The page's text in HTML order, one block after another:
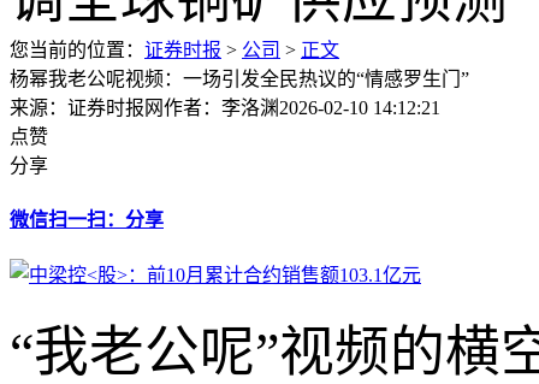
您当前的位置： 证券时报 > 公司 > 正文
杨幂我老公呢视频：一场引发全民热议的“情感罗生门”
来源：证券时报网作者：李洛渊2026-02-10 14:12:21
点赞
分享
微信扫一扫：分享
“我老公呢”视频的横